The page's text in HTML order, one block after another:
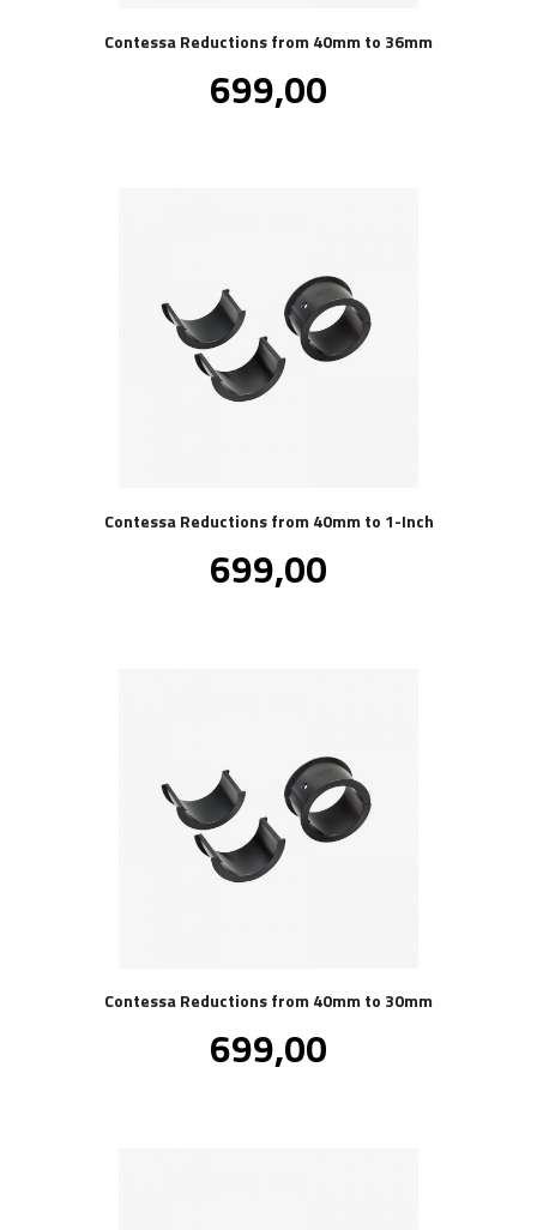
Contessa Reductions from 40mm to 36mm
Pris
699,00
Contessa Reductions from 40mm to 1-Inch
Pris
699,00
Contessa Reductions from 40mm to 30mm
Pris
699,00